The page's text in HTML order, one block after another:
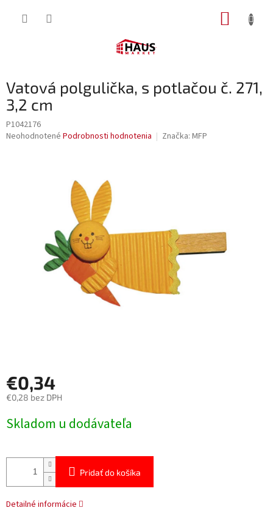
Vatová polgulička, s potlačou č. 271,
3,2 cm
P1042176
Priemerné
Neohodnotené Podrobnosti hodnotenia Značka: MFP
€0,34
€0,28 bez DPH
cena:
Skladom u dodávateľa
Pridať do košíka
Detailné informácie